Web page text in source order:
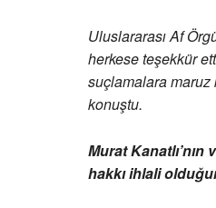
Uluslararası Af
herkese teşekkür
suçlamalara maruz
konuştu.
Murat
hakkı ihlali